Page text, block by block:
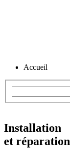
Accueil
Installation
et réparation